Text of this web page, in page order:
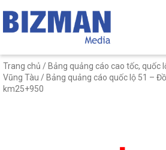
Trang chủ / Bảng quảng cáo cao tốc, quốc
Vũng Tàu / Bảng quảng cáo quốc lộ 51 –
km25+950